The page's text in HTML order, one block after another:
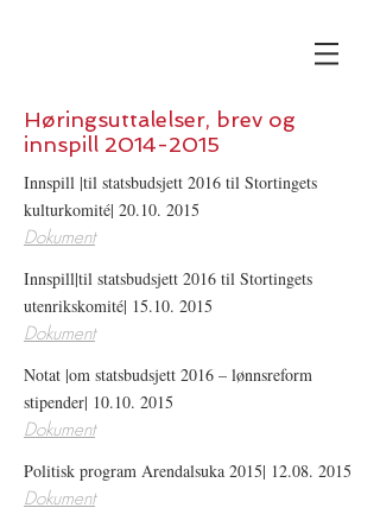
Høringsuttalelser, brev og
innspill 2014-2015
Innspill |til statsbudsjett 2016 til Stortingets
kulturkomité| 20.10. 2015
Dokument
Innspill|til statsbudsjett 2016 til Stortingets
utenrikskomité| 15.10. 2015
Dokument
Notat |om statsbudsjett 2016 – lønnsreform
stipender| 10.10. 2015
Dokument
Politisk program Arendalsuka 2015| 12.08. 2015
Dokument